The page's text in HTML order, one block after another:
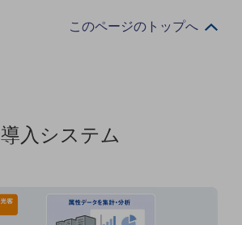
このページのトップへ
導入システム